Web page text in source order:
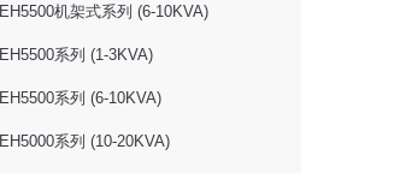
EH5500机架式系列 (6-10KVA)
EH5500系列 (1-3KVA)
EH5500系列 (6-10KVA)
EH5000系列 (10-20KVA)